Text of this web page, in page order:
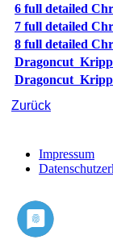
6 full detailed
7 full detailed
8 full detailed
Zurück
Impressum